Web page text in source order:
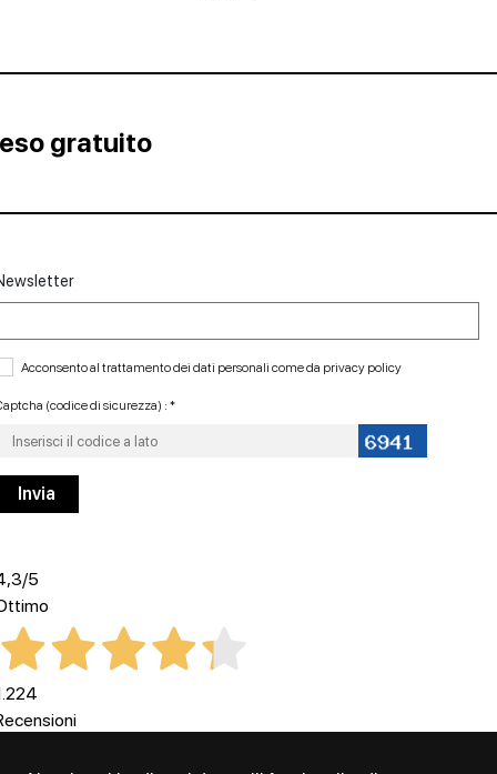
gratuito
Acconsento al trattamento dei dati personali come da privacy policy
(codice di sicurezza) : *
/5